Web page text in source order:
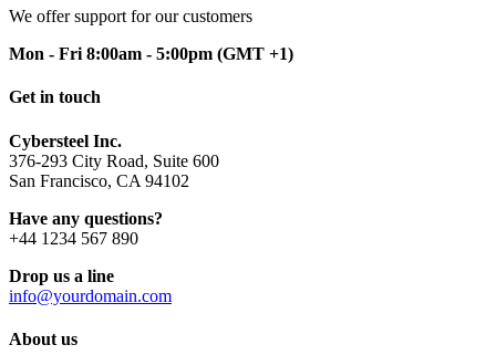
We offer support for our customers
Mon - Fri 8:00am - 5:00pm (GMT +1)
Get in touch
Cybersteel Inc.
376-293 City Road, Suite 600
San Francisco, CA 94102
Have any questions?
+44 1234 567 890
Drop us a line
info@yourdomain.com
About us